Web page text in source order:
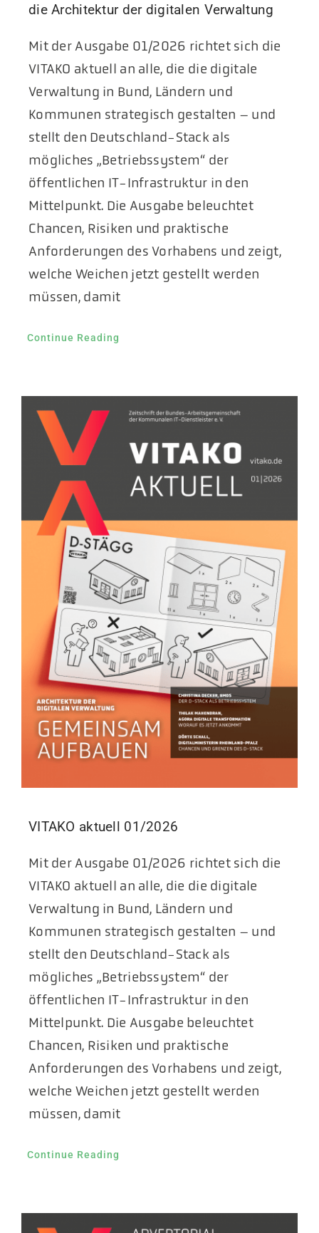
die Architektur der digitalen Verwaltung
Mit der Ausgabe 01/2026 richtet sich die
VITAKO aktuell an alle, die die digitale
Verwaltung in Bund, Ländern und
Kommunen strategisch gestalten – und
stellt den Deutschland-Stack als
mögliches „Betriebssystem“ der
öffentlichen IT-Infrastruktur in den
Mittelpunkt. Die Ausgabe beleuchtet
Chancen, Risiken und praktische
Anforderungen des Vorhabens und zeigt,
welche Weichen jetzt gestellt werden
müssen, damit
Continue Reading
VITAKO aktuell 01/2026
Mit der Ausgabe 01/2026 richtet sich die
VITAKO aktuell an alle, die die digitale
Verwaltung in Bund, Ländern und
Kommunen strategisch gestalten – und
stellt den Deutschland-Stack als
mögliches „Betriebssystem“ der
öffentlichen IT-Infrastruktur in den
Mittelpunkt. Die Ausgabe beleuchtet
Chancen, Risiken und praktische
Anforderungen des Vorhabens und zeigt,
welche Weichen jetzt gestellt werden
müssen, damit
Continue Reading